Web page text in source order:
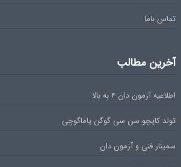
تماس باما
آخرین مطالب
اطلاعیه آزمون دان ۴ به بالا
تولد کایچو سن سی گوگن یاماگوچی
سمینار فنی و آزمون دان